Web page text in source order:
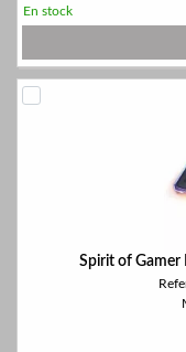
En stock
Spirit of Gamer